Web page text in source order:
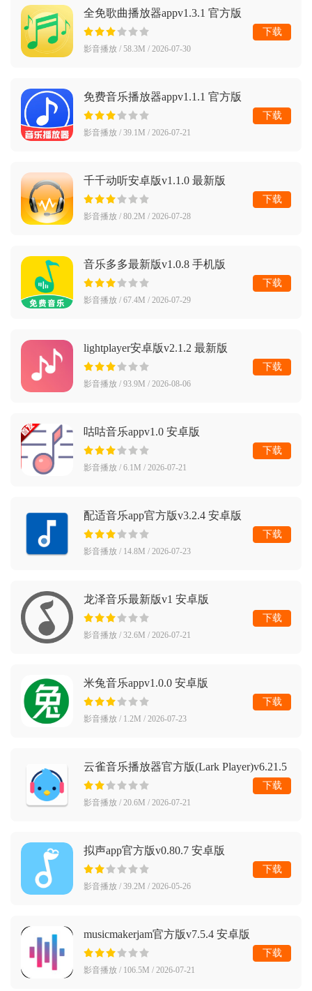
全免歌曲播放器appv1.3.1 官方版
影音播放 / 58.3M / 2026-07-30
下载
免费音乐播放器appv1.1.1 官方版
影音播放 / 39.1M / 2026-07-21
下载
千千动听安卓版v1.1.0 最新版
影音播放 / 80.2M / 2026-07-28
下载
音乐多多最新版v1.0.8 手机版
影音播放 / 67.4M / 2026-07-29
下载
lightplayer安卓版v2.1.2 最新版
影音播放 / 93.9M / 2026-08-06
下载
咕咕音乐appv1.0 安卓版
影音播放 / 6.1M / 2026-07-21
下载
配适音乐app官方版v3.2.4 安卓版
影音播放 / 14.8M / 2026-07-23
下载
龙泽音乐最新版v1 安卓版
影音播放 / 32.6M / 2026-07-21
下载
米兔音乐appv1.0.0 安卓版
影音播放 / 1.2M / 2026-07-23
下载
云雀音乐播放器官方版(Lark Player)v6.21.5
安卓版
影音播放 / 20.6M / 2026-07-21
下载
拟声app官方版v0.80.7 安卓版
影音播放 / 39.2M / 2026-05-26
下载
musicmakerjam官方版v7.5.4 安卓版
影音播放 / 106.5M / 2026-07-21
下载